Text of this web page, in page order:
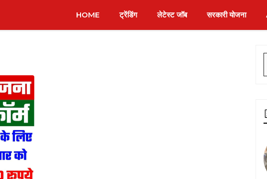
HOME ट्रेंडिंग लेटेस्ट जॉब सरकारी योजना